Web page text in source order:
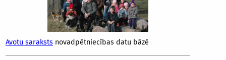
Avotu saraksts novadpētniecības datu bāzē